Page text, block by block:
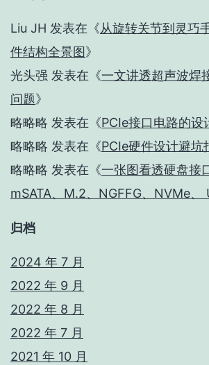
Liu JH 发表在《从旋转关节到灵巧
件结构全景图》
光头强 发表在《一文讲透超声波焊
问题》
略略略 发表在《PCIe接口电路的设
略略略 发表在《PCIe硬件设计避坑
略略略 发表在《一张图看透硬盘接
mSATA、M.2、NGFFG、NVMe、
归档
2024 年 7 月
2022 年 9 月
2022 年 8 月
2022 年 7 月
2021 年 10 月